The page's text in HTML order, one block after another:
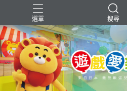
選單 搜尋
年中慶 會員優惠